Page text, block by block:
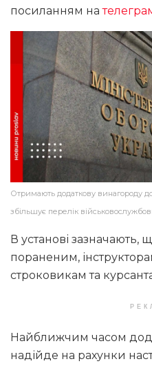
посиланням на
Отримають додаткову винагороду
збільшує перелік
В установі зазначають,
пораненим,
строковикам та
Найближчим часом
надійде на рахунки